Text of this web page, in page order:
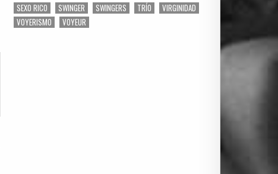
SEXO RICO
SWINGER SWINGERS TRÍO
VIRGINIDAD
VOYERISMO
VOYEUR